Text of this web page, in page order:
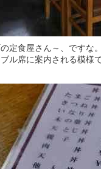
定食屋さん～、ですな
ル席に案内される模様で